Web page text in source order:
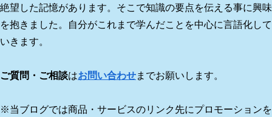
絶望した記憶があります。そこで知識の要点を伝える事に興味
を抱きました。自分がこれまで学んだことを中心に言語化して
いきます。
ご質問・ご相談はお問い合わせまでお願いします。
※当ブログでは商品・サービスのリンク先にプロモーションを